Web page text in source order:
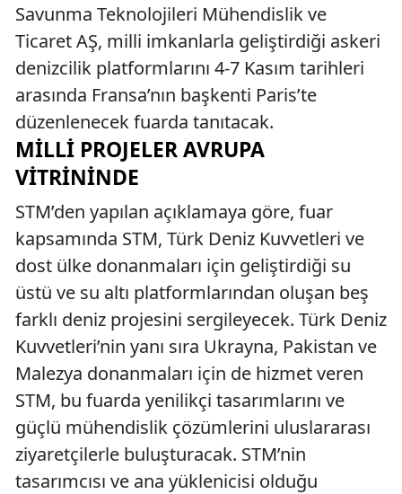
Savunma Teknolojileri Mühendislik ve
Ticaret AŞ, milli imkanlarla geliştirdiği askeri
denizcilik platformlarını 4-7 Kasım tarihleri
arasında Fransa’nın başkenti Paris’te
düzenlenecek fuarda tanıtacak.
MILLI PROJELER AVRUPA
VITRININDE
STM’den yapılan açıklamaya göre, fuar
kapsamında STM, Türk Deniz Kuvvetleri ve
dost ülke donanmaları için geliştirdiği su
üstü ve su altı platformlarından oluşan beş
farklı deniz projesini sergileyecek. Türk Deniz
Kuvvetleri’nin yanı sıra Ukrayna, Pakistan ve
Malezya donanmaları için de hizmet veren
STM, bu fuarda yenilikçi tasarımlarını ve
güçlü mühendislik çözümlerini uluslararası
ziyaretçilerle buluşturacak. STM’nin
tasarımcısı ve ana yüklenicisi olduğu